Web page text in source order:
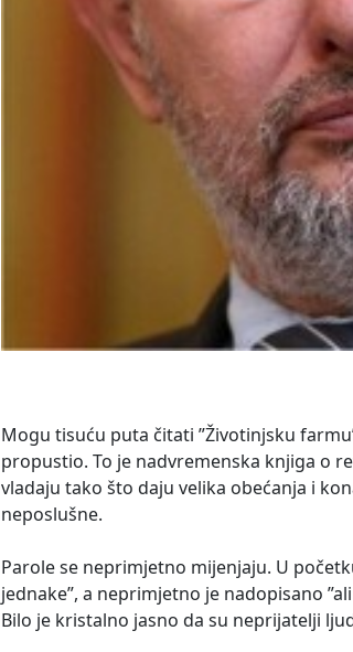
Mogu tisuću puta čitati ”Životinjsku
propustio. To je nadvremenska knjiga o
vladaju tako što daju velika obećanja i
neposlušne.
Parole se neprimjetno mijenjaju. U
jednake”, a neprimjetno je nadopisano
Bilo je kristalno jasno da su neprijatelji